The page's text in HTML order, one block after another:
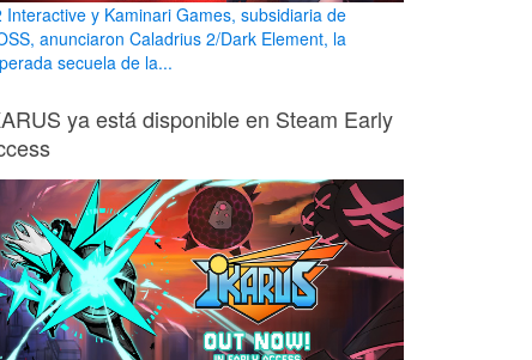
Interactive y Kaminari Games, subsidiaria de
anunciaron Caladrius 2/Dark Element, la
secuela de la...
ya está disponible en Steam Early